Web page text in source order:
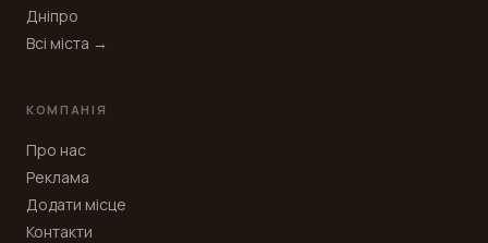
Дніпро
Всі міста →
КОМПАНІЯ
Про нас
Реклама
Додати місце
Контакти